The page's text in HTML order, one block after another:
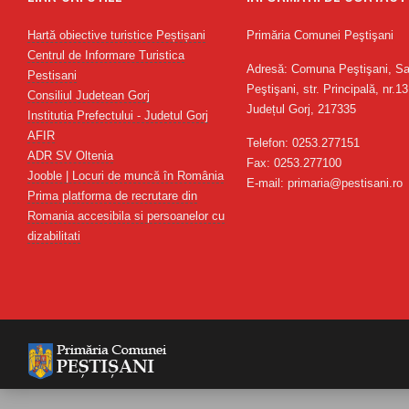
Hartă obiective turistice Peștișani
Centrul de Informare Turistica
Pestisani
Consiliul Judetean Gorj
Institutia Prefectului - Judetul Gorj
AFIR
ADR SV Oltenia
Jooble | Locuri de muncă în România
Prima platforma de recrutare din
Romania accesibila si persoanelor cu
dizabilitati
Primăria Comunei Peştişani
Adresă: Comuna Peştişani,
Peştişani, str. Principală,
Județul Gorj, 217335
Telefon: 0253.277151
Fax: 0253.277100
E-mail: primaria@pestisani.ro